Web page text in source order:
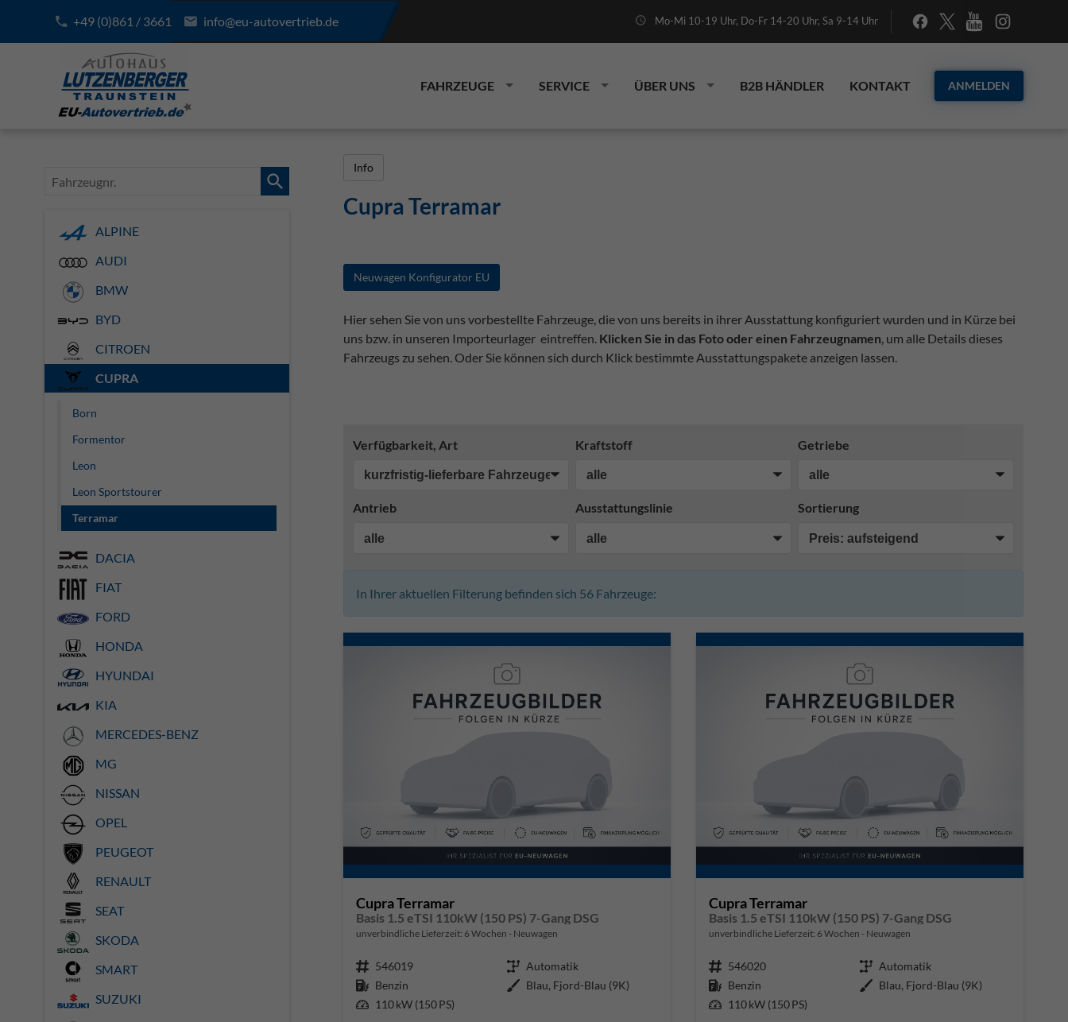
+49 (0)861 / 3661 info@eu-autovertrieb.de Mo-Mi 10-19 Uhr, Do-Fr 14-20 Uhr, Sa 9-14 Uhr
FAHRZEUGE SERVICE ÜBER UNS B2B HÄNDLER KONTAKT ANMELDEN
Info
Cupra Terramar
Neuwagen Konfigurator EU
Hier sehen Sie von uns vorbestellte Fahrzeuge, die von uns bereits in ihrer Ausstattung konfiguriert wurden und in Kürze bei
uns bzw. in unseren Importeurlager eintreffen. Klicken Sie in das Foto oder einen Fahrzeugnamen , um alle Details dieses
Fahrzeugs zu sehen. Oder Sie können sich durch Klick bestimmte Ausstattungspakete anzeigen lassen.
Verfügbarkeit, Art Kraftstoff Getriebe
Antrieb Ausstattungslinie Sortierung
In Ihrer aktuellen Filterung befinden sich 56Fahrzeuge:
Cupra Terramar
Basis 1.5 eTSI 110kW (150 PS) 7-Gang DSG
unverbindliche Lieferzeit: 6 Wochen Neuwagen
Fahrzeugnr. 546019 Getriebe Automatik
Kraftstoff Benzin Außenfarbe Blau, Fjord-Blau (9K)
Leistung 110 kW (150 PS)
Cupra Terramar
Basis 1.5 eTSI 110kW (150 PS) 7-Gang DSG
unverbindliche Lieferzeit: 6 Wochen Neuwagen
Fahrzeugnr. 546020 Getriebe Automatik
Kraftstoff Benzin Außenfarbe Blau, Fjord-Blau (9K)
Leistung 110 kW (150 PS)
Fahrzeugnr.
ALPINE
AUDI
BMW
BYD
CITROEN
CUPRA
Born
Formentor
Leon
Leon Sportstourer
Terramar
DACIA
FIAT
FORD
HONDA
HYUNDAI
KIA
MERCEDES-BENZ
MG
NISSAN
OPEL
PEUGEOT
RENAULT
SEAT
SKODA
SMART
SUZUKI